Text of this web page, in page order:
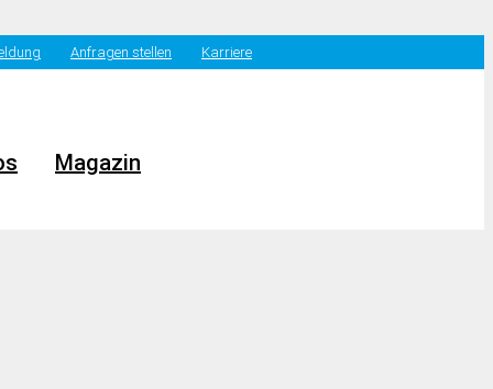
Anfragen stellen Karriere
Magazin